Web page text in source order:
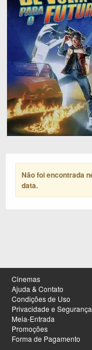
Não foi encontrada
data.
Cinemas
Ajuda & Contato
Condições de Uso
Privacidade e Segurança
Meia-Entrada
Promoções
Forma de Pagamento